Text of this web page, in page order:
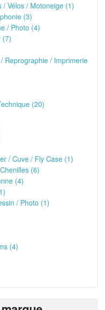
/ Vélos / Motoneige (1)
(3)
/ Photo (4)
(7)
Reprographie / Imprimerie
(20)
/ Cuve / Fly Case (1)
(6)
(4)
/ Photo (1)
(4)